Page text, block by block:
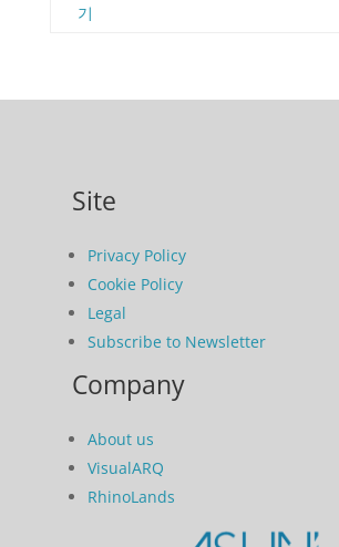
기
Site
Privacy Policy
Cookie Policy
Legal
Subscribe to Newsletter
Company
About us
VisualARQ
RhinoLands